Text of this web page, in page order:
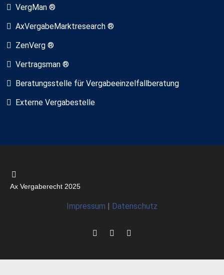
VergMan ®
AxVergabeMarktresearch ®
ZenVerg ®
Vertragsman ®
Beratungsstelle für Vergabeeinzelfallberatung
Externe Vergabestelle
Ax Vergaberecht 2025
Impressum Datenschutz